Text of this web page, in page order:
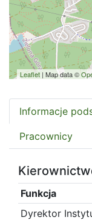
Leaflet | Map data ©
Informacje
Pracownicy
Funkcja
Dyrektor